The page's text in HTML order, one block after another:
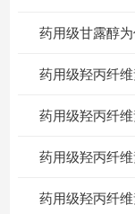
药用级甘露醇
药用级羟丙纤
药用级羟丙纤
药用级羟丙纤